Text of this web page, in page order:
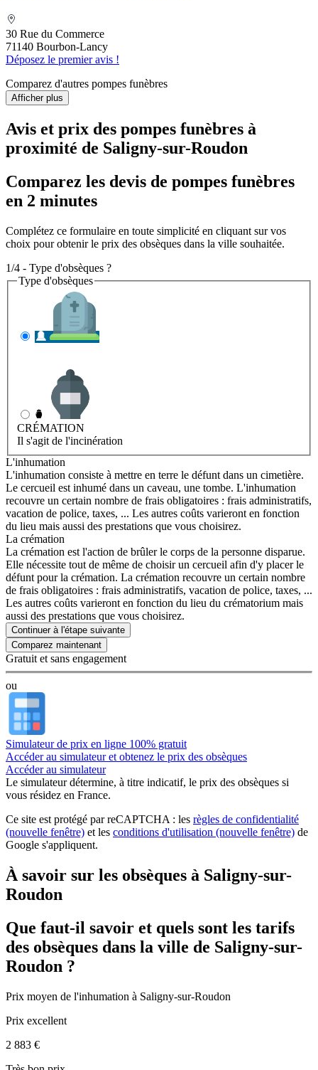
30 Rue du Commerce
71140 Bourbon-Lancy
Déposez le premier avis !
Comparez d'autres pompes funèbres
Afficher plus
Avis et prix des pompes funèbres à
proximité de Saligny-sur-Roudon
Comparez les devis de pompes funèbres
en 2 minutes
Complétez ce formulaire en toute simplicité en cliquant sur vos
choix pour obtenir le prix des obsèques dans la ville souhaitée.
1/4 - Type d'obsèques ?
Type d'obsèques
CRÉMATION
Il s'agit de l'incinération
L'inhumation
L'inhumation consiste à mettre en terre le défunt dans un cimetière.
Le cercueil est inhumé dans un caveau, une tombe. L'inhumation
recouvre un certain nombre de frais obligatoires : frais administratifs,
vacation de police, taxes, ... Les autres coûts varieront en fonction
du lieu mais aussi des prestations que vous choisirez.
La crémation
La crémation est l'action de brûler le corps de la personne disparue.
Elle nécessite tout de même de choisir un cercueil afin d'y placer le
défunt pour la crémation. La crémation recouvre un certain nombre
de frais obligatoires : frais administratifs, vacation de police, taxes, ...
Les autres coûts varieront en fonction du lieu du crématorium mais
aussi des prestations que vous choisirez.
Continuer à l'étape suivante
Gratuit et sans engagement
ou
Simulateur de prix en ligne 100% gratuit
Accéder au simulateur et obtenez le prix des obsèques
Accéder au simulateur
Le simulateurdétermine, à titre indicatif, le prix des obsèques si
vous résidez en France.
Ce site est protégé par reCAPTCHA : les règles de confidentialité
(nouvelle fenêtre) et les conditions d'utilisation (nouvelle fenêtre) de
Google s'appliquent.
À savoir sur les obsèques à Saligny-sur-
Roudon
Que faut-il savoir et quels sont les tarifs
des obsèques dans la ville de Saligny-sur-
Roudon ?
Prix moyen de l'inhumation à Saligny-sur-Roudon
Prix excellent
2 883 €